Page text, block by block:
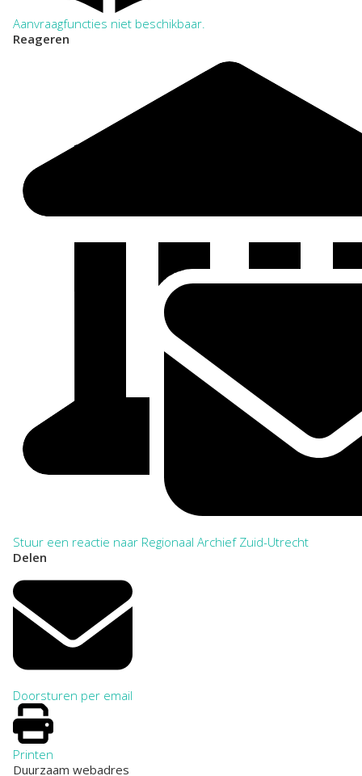
Aanvraagfuncties niet beschikbaar.
Reageren
Stuur een reactie naar Regionaal Archief Zuid-Utrecht
Delen
Doorsturen per email
Printen
Duurzaam webadres